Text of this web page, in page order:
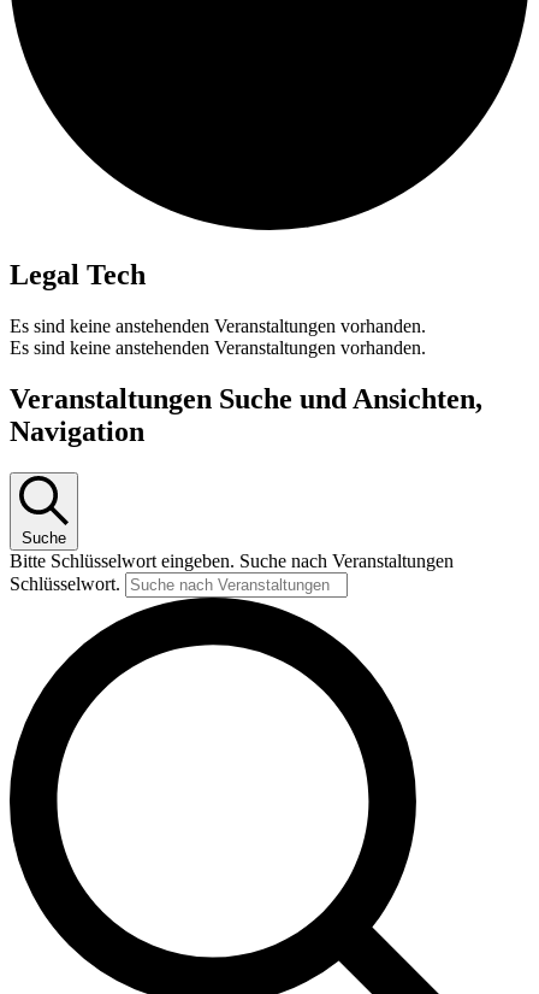
Legal Tech
Es sind keine anstehenden Veranstaltungen vorhanden.
Es sind keine anstehenden Veranstaltungen vorhanden.
Veranstaltungen Suche und Ansichten,
Navigation
Suche
Bitte Schlüsselwort eingeben. Suche nach Veranstaltungen
Schlüsselwort.